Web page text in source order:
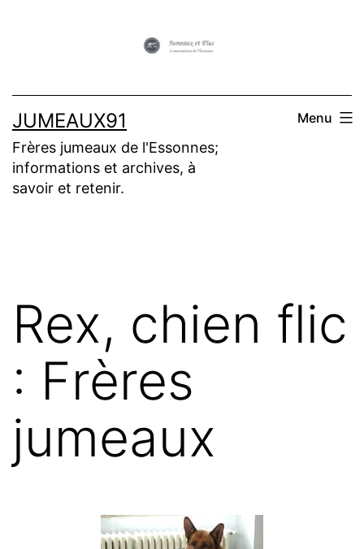
JUMEAUX91
Frères jumeaux de l'Essonnes;
informations et archives, à
savoir et retenir.
Menu
Rex, chien flic
: Frères
jumeaux